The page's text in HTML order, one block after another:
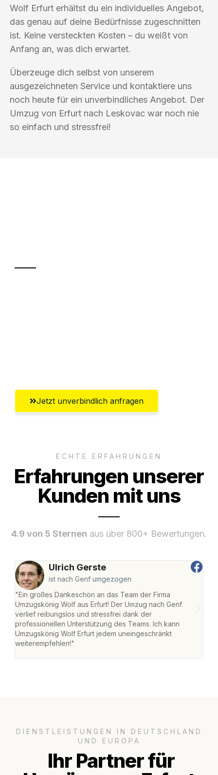
Wolf Erfurt erhältst du ein individuelles Angebot,
das genau auf deine Bedürfnisse zugeschnitten
ist. Keine versteckten Kosten – du weißt von
Anfang an, was dich erwartet.
Überzeuge dich selbst von unserem
ausgezeichneten Service und kontaktiere uns
noch heute für ein unverbindliches Angebot. Der
Umzug von Erfurt nach Leskovac war noch nie
so einfach und stressfrei!
Jetzt unverbindlich anfragen
ECHTE ERFAHRUNGEN
Erfahrungen unserer
Kunden mit uns
4.9 von 5 Sternen aus über 800+ Bewertungen.
Ulrich Gerste
ist nach Genf umgezogen
"Ein großes Dankeschön an das Team der Firma
Umzugskönig Wolf aus Erfurt! Der Umzug nach Genf
verlief reibungslos und stressfrei dank der
professionellen Unterstützung des Teams. Ich kann
Umzugskönig Wolf Erfurt jedem uneingeschränkt
weiterempfehlen!"
DIENSTLEISTUNGEN IN DEUTSCHLAND
UND EUROPA
Ihr Partner für